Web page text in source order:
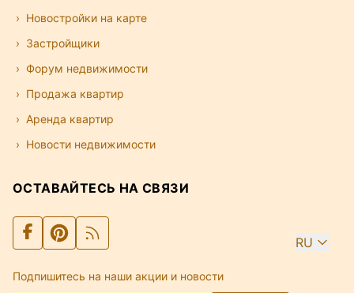
Новостройки на карте
Застройщики
Форум недвижимости
Продажа квартир
Аренда квартир
Новости недвижимости
ОСТАВАЙТЕСЬ НА СВЯЗИ
RU
Подпишитесь на наши акции и новости